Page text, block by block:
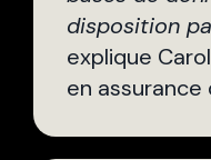
disposition
explique
en assurance